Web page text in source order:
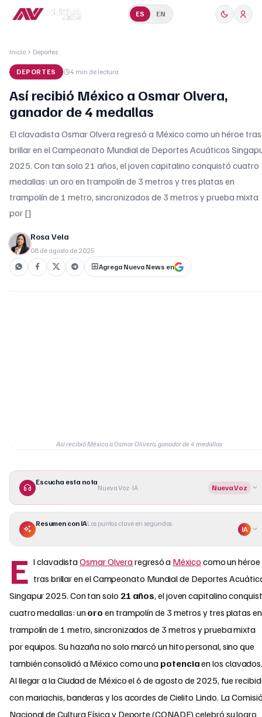
ES EN
Inicio Deportes
DEPORTES 4 min de lectura
Así recibió México a Osmar Olvera,
ganador de 4 medallas
El clavadista Osmar Olvera regresó a México como un héroe tras
brillar en el Campeonato Mundial de Deportes Acuáticos
2025. Con tan solo 21 años, el joven capitalino conquistó cuatro
medallas: un oro en trampolín de 3 metros y tres platas en
trampolín de 1 metro, sincronizados de 3 metros y prueba mixta
por []
Rosa Vela
08 de agosto de 2025
Agrega Nueva News en
Así recibió México a Osmar Olivera, ganador de 4 medallas
Escucha esta nota
Nueva Voz · IA Nueva Voz
Resumen con IALos puntos clave en segundos
IA
E l clavadistaOsmar Olveraregresó a México como un héroe
tras brillar en el Campeonato Mundial de Deportes
Singapur 2025. Con tan solo 21 años, el joven capitalino
cuatro medallas: unoro en trampolín de 3 metros y tres platas en
trampolín de 1 metro, sincronizados de 3 metros y prueba mixta
por equipos. Su hazaña no solo marcó un hito personal, sino que
también consolidó a México como una potenciaen los
Al llegar a la Ciudad de México el 6 de agosto de 2025, fue
con mariachis, banderas y los acordes de Cielito Lindo. La
Nacional de Cultura Física y Deporte (CONADE) celebró su logro